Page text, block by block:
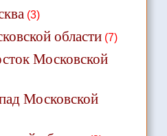
(3)
области(7)
Московской
Московской